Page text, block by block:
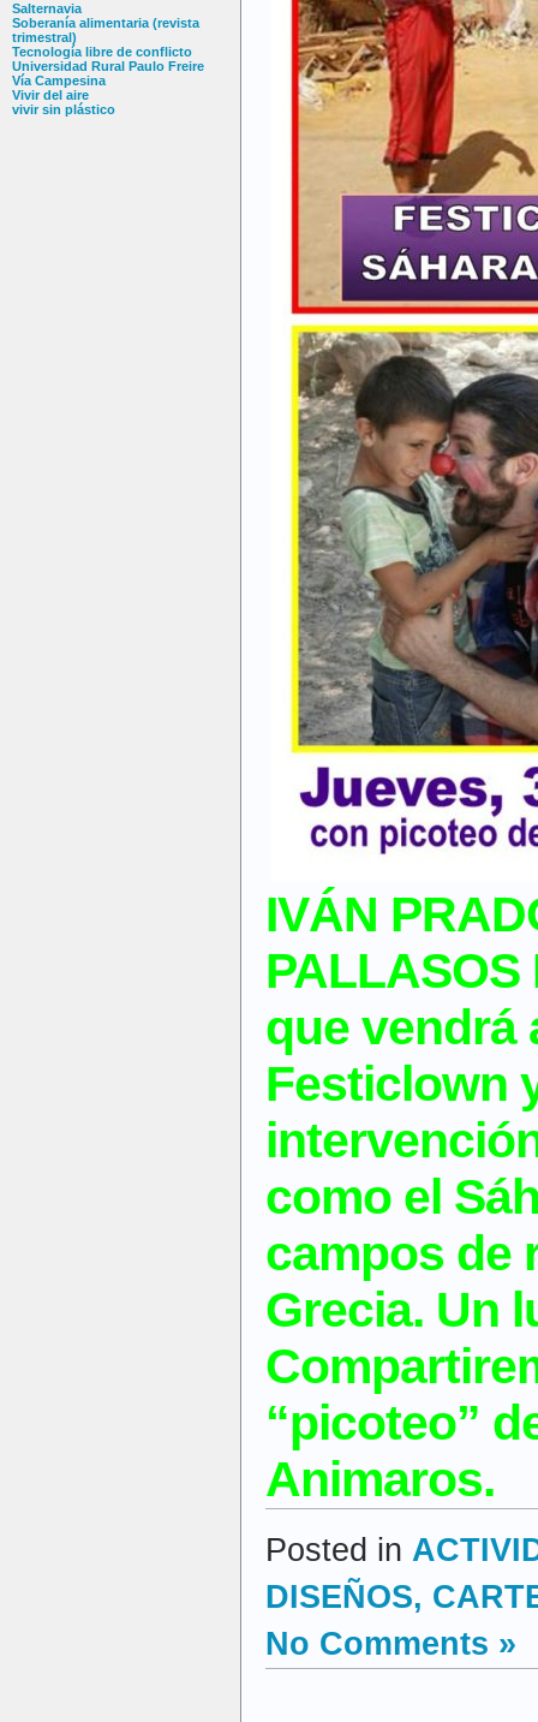
Salternavia
Soberanía alimentaria (revista
trimestral)
Tecnología libre de conflicto
Universidad Rural Paulo Freire
Vía Campesina
Vivir del aire
vivir sin plástico
IVÁN
PALLASOS
que vendrá
Festiclown
como el
campos de
Grecia. Un
“picoteo”
Animaros.
Posted in
DISEÑOS,
No Comments »